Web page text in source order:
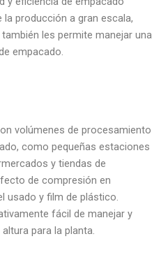
producción a gran escala,
les permite manejar una
empacado.
volúmenes de procesamiento
como pequeñas estaciones
y tiendas de
de compresión en
usado y film de plástico.
fácil de manejar y
para la planta.